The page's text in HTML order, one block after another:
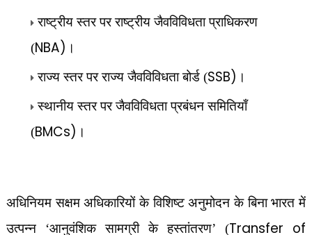
राष्ट्रीय स्तर पर राष्ट्रीय जैवविविधता प्राधिकरण
(NBA) ।
राज्य स्तर पर राज्य जैवविविधता बोर्ड (SSB) ।
स्थानीय स्तर पर जैवविविधता प्रबंधन समितियाँ
(BMCs) ।
अधिनियम सक्षम अधिकारियों के विशिष्ट अनुमोदन के बिना भारत में
उत्पन्न ‘आनुवंशिक सामग्री के हस्तांतरण’ (Transfer of